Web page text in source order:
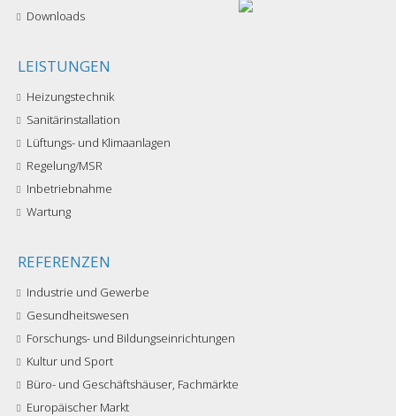
Downloads
LEISTUNGEN
Heizungstechnik
Sanitärinstallation
Lüftungs- und Klimaanlagen
Regelung/MSR
Inbetriebnahme
Wartung
REFERENZEN
Industrie und Gewerbe
Gesundheitswesen
Forschungs- und Bildungseinrichtungen
Kultur und Sport
Büro- und Geschäftshäuser, Fachmärkte
Europäischer Markt